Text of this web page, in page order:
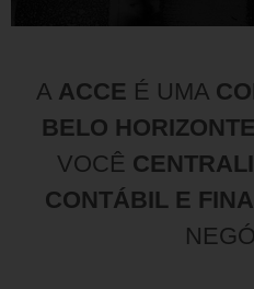
A ACCE É UMA
BELO HORIZONTE
VOCÊ
CONTÁBIL E